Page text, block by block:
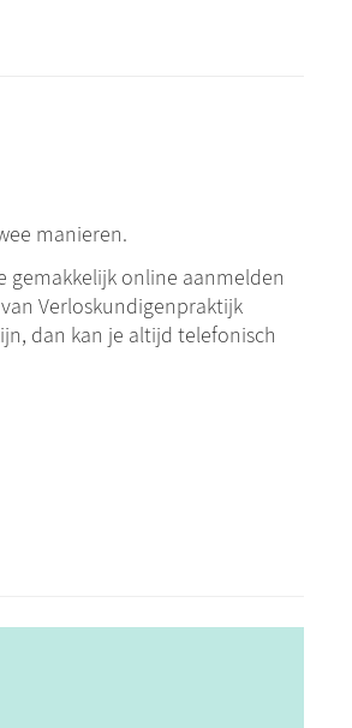
manieren.
gemakkelijk online aanmelden
Verloskundigenpraktijk
dan kan je altijd telefonisch